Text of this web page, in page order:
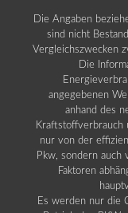
Die Angaben
sind nicht
Vergleichszwecken
Die
angegebenen
anhand des
Kraftstoffverbrauch
nur von der
Pkw, sondern auch
Faktoren
Es werden nur die